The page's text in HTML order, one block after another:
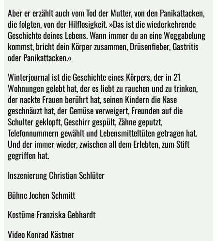
Aber er erzählt auch vom Tod der Mutter, von den Panikattacken,
die folgten, von der Hilflosigkeit. »Das ist die wiederkehrende
Geschichte deines Lebens. Wann immer du an eine Weggabelung
kommst, bricht dein Körper zusammen, Drüsenfieber, Gastritis
oder Panikattacken.«
Winterjournal ist die Geschichte eines Körpers, der in 21
Wohnungen gelebt hat, der es liebt zu rauchen und zu trinken,
der nackte Frauen berührt hat, seinen Kindern die Nase
geschnäuzt hat, der Gemüse verweigert, Freunden auf die
Schulter geklopft, Geschirr gespült, Zähne geputzt,
Telefonnummern gewählt und Lebensmitteltüten getragen hat.
Und der immer wieder, zwischen all dem Erlebten, zum Stift
gegriffen hat.
Inszenierung Christian Schlüter
Bühne Jochen Schmitt
Kostüme Franziska Gebhardt
Video Konrad Kästner